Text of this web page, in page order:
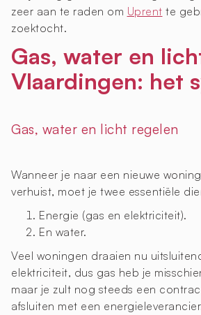
zeer aan te raden om Uprent te
zoektocht.
Gas, water en
Vlaardingen: het
Gas, water en licht regelen
Wanneer je naar een nieuwe
verhuist, moet je twee essentiële
Energie (gas en elektriciteit).
En water.
Veel woningen draaien nu
elektriciteit, dus gas heb je
maar je zult nog steeds een
afsluiten met een